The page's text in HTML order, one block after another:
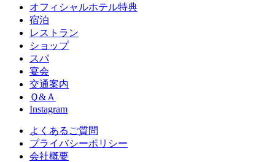
オフィシャルホテル特典
宿泊
レストラン
ショップ
スパ
宴会
交通案内
Ｑ&Ａ
Instagram
よくあるご質問
プライバシーポリシー
会社概要